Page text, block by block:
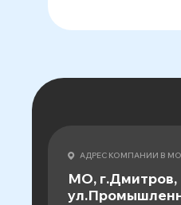
АДРЕС КОМПАНИИ В МО
МО, г.Дмитров,